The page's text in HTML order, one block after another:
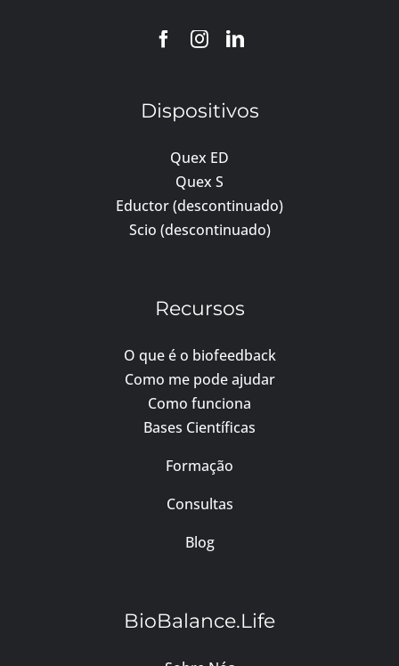
Dispositivos
Quex ED
Quex S
Eductor (descontinuado)
Scio (descontinuado)
Recursos
O que é o biofeedback
Como me pode ajudar
Como funciona
Bases Científicas
Formação
Consultas
Blog
BioBalance.Life